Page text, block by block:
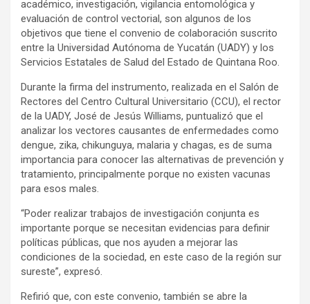
académico, investigación, vigilancia entomológica y
evaluación de control vectorial, son algunos de los
objetivos que tiene el convenio de colaboración suscrito
entre la Universidad Autónoma de Yucatán (UADY) y los
Servicios Estatales de Salud del Estado de Quintana Roo.
Durante la firma del instrumento, realizada en el Salón de
Rectores del Centro Cultural Universitario (CCU), el rector
de la UADY, José de Jesús Williams, puntualizó que el
analizar los vectores causantes de enfermedades como
dengue, zika, chikunguya, malaria y chagas, es de suma
importancia para conocer las alternativas de prevención y
tratamiento, principalmente porque no existen vacunas
para esos males.
“Poder realizar trabajos de investigación conjunta es
importante porque se necesitan evidencias para definir
políticas públicas, que nos ayuden a mejorar las
condiciones de la sociedad, en este caso de la región sur
sureste”, expresó.
Refirió que, con este convenio, también se abre la